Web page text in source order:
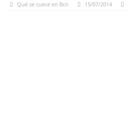
Qué se cuece en Bcn 15/07/2014